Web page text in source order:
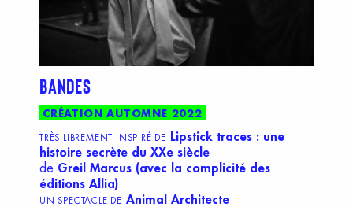
BANDES
CRÉATION AUTOMNE 2022
TRÈS LIBREMENT INSPIRÉ DE
Lipstick traces : une
histoire secrète du XXe siècle
de Greil Marcus (avec la complicité des
éditions Allia)
UN SPECTACLE DE Animal Architecte